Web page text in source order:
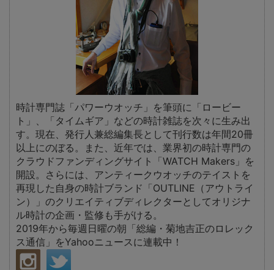
時計専門誌「パワーウオッチ」を筆頭に「ロービー
ト」、「タイムギア」などの時計雑誌を次々に生み出
す。現在、発行人兼総編集長として刊行数は年間20冊
以上にのぼる。また、近年では、業界初の時計専門の
クラウドファンディングサイト「WATCH Makers」を
開設。さらには、アンティークウオッチのテイストを
再現した自身の時計ブランド「OUTLINE（アウトライ
ン）」のクリエイティブディレクターとしてオリジナ
ル時計の企画・監修も手がける。
2019年から毎週日曜の朝「総編・菊地吉正のロレック
ス通信」をYahooニュースに連載中！